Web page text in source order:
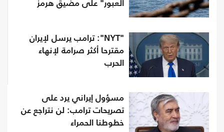
العبور" على مضيق هرمز
"NYT": ترامب يرسل لإيران
مقترحا أكثر صرامة لإنهاء
الحرب
مسؤول إيراني يرد على
تصريحات ترامب: لن نتراجع عن
خطوطنا الحمراء